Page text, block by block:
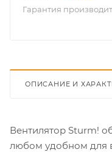
Гарантия
ОПИСАНИЕ И
Вентилятор Sturm!
любом удобном для